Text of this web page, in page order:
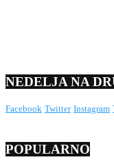
NEDELJA NA
Facebook Twitter Instagram
POPULARNO